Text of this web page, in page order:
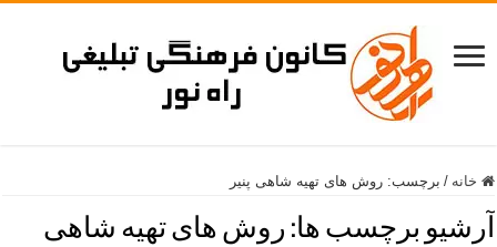
خانه / برچسب:روش های تهیه شاهی پنیر
آرشیو برچسب ها: روش های تهیه شاهی